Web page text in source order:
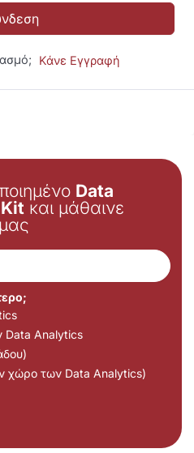
Κάνε Εγγραφή
Data
και μάθαινε
Data Analytics
χώρο των Data Analytics)